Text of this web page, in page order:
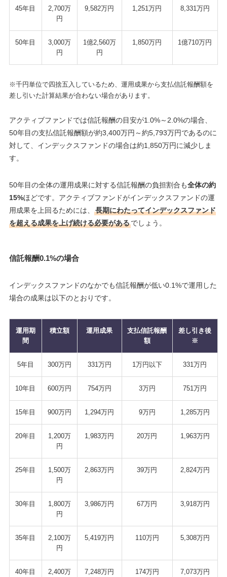
45年目
2,700万
円
9,582万円 1,251万円 8,331万円
50年目
3,000万
円
1億2,560万
円
1,850万円 1億710万円
※千円単位で四捨五入しているため、運用成果から支払信託報酬額を
差し引いた計算結果が合わない場合があります。
アクティブファンドでは信託報酬の目安が1.0%～2.0%の場合、
50年目の支払信託報酬額が約3,400万円～約5,793万円であるのに
対して、インデックスファンドの場合は約1,850万円に減少しま
す。
50年目の全体の運用成果に対する信託報酬の負担割合も全体の約
15%ほどです。アクティブファンドがインデックスファンドの運
用成果を上回るためには、
長期にわたってインデックスファンド
を超える成果を上げ続ける必要があるでしょう。
信託報酬0.1%の場合
インデックスファンドのなかでも信託報酬が低い0.1%で運用した
場合の成果は以下のとおりです。
運用期
間
積立額 運用成果
支払信託報酬
額
差し引き後
※
5年目 300万円 331万円 1万円以下 331万円
10年目 600万円 754万円 3万円 751万円
15年目 900万円 1,294万円 9万円 1,285万円
20年目
1,200万
円
1,983万円 20万円 1,963万円
25年目
1,500万
円
2,863万円 39万円 2,824万円
30年目
1,800万
円
3,986万円 67万円 3,918万円
35年目
2,100万
円
5,419万円 110万円 5,308万円
40年目
2,400万
7,248万円 174万円 7,073万円